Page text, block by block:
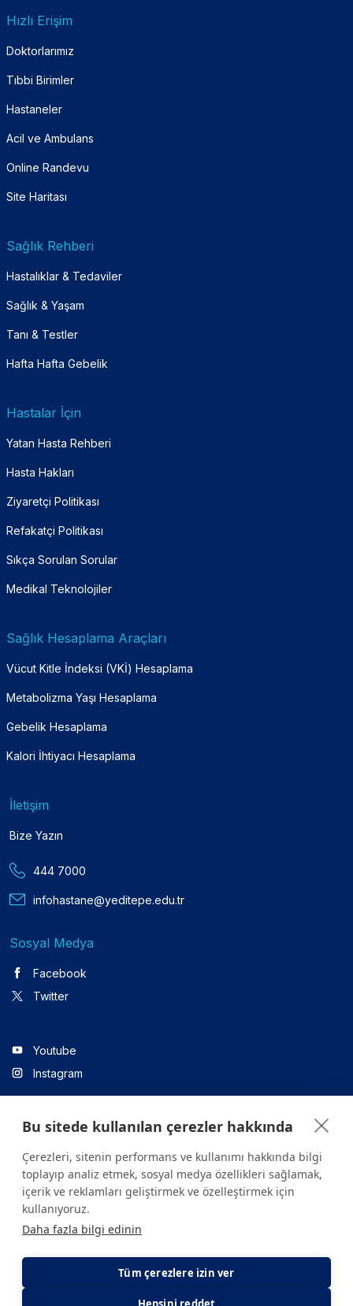
Hızlı Erişim
Doktorlarımız
Tıbbi Birimler
Hastaneler
Acil ve Ambulans
Online Randevu
Site Haritası
Sağlık Rehberi
Hastalıklar & Tedaviler
Sağlık & Yaşam
Tanı & Testler
Hafta Hafta Gebelik
Hastalar İçin
Yatan Hasta Rehberi
Hasta Hakları
Ziyaretçi Politikası
Refakatçi Politikası
Sıkça Sorulan Sorular
Medikal Teknolojiler
Sağlık Hesaplama Araçları
Vücut Kitle İndeksi (VKİ) Hesaplama
Metabolizma Yaşı Hesaplama
Gebelik Hesaplama
Kalori İhtiyacı Hesaplama
İletişim
Bize Yazın
444 7000
infohastane@yeditepe.edu.tr
Sosyal Medya
Facebook
Twitter
Youtube
Instagram
Linkedin
Sitede yer alan tüm içerikler yalnızca bilgilendirme amaçlıdır.
Sağlığınızla ilgili sorularınız için mutlaka doktoruza ya da bir sağlık
kuruluşuna başvurunuz.
Bu sitede kullanılan çerezler hakkında
Çerezleri, sitenin performans ve kullanımı hakkında bilgi
toplayıp analiz etmek, sosyal medya özellikleri sağlamak,
içerik ve reklamları geliştirmek ve özelleştirmek için
kullanıyoruz.
Daha fazla bilgi edinin
Tüm çerezlere izin ver